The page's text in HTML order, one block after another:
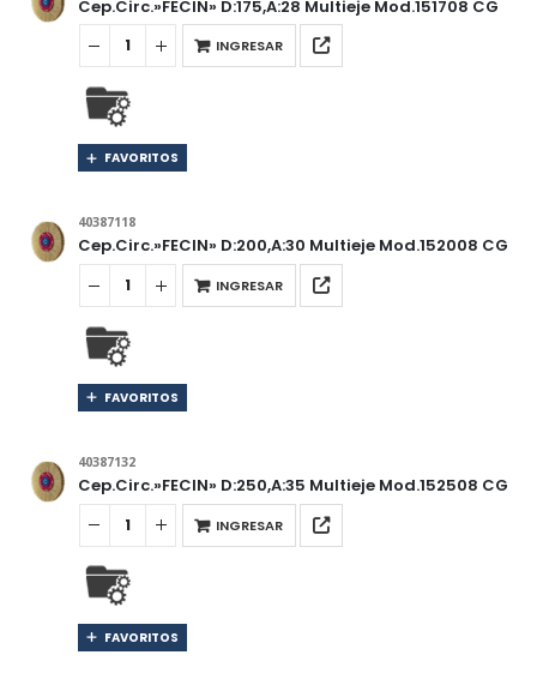
Cep.Circ.»FECIN» D:175,A:28 Multieje Mod.151708 CG
INGRESAR
FAVORITOS
40387118
Cep.Circ.»FECIN» D:200,A:30 Multieje Mod.152008 CG
INGRESAR
FAVORITOS
40387132
Cep.Circ.»FECIN» D:250,A:35 Multieje Mod.152508 CG
INGRESAR
FAVORITOS